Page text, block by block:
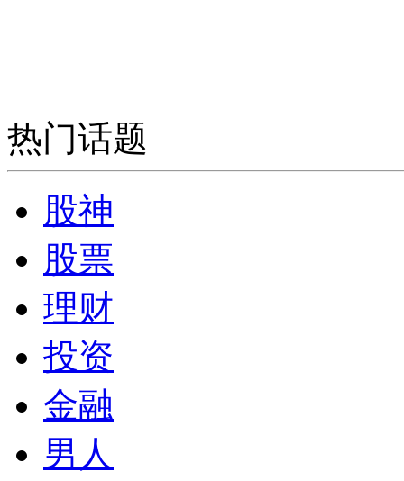
热门话题
股神
股票
理财
投资
金融
男人